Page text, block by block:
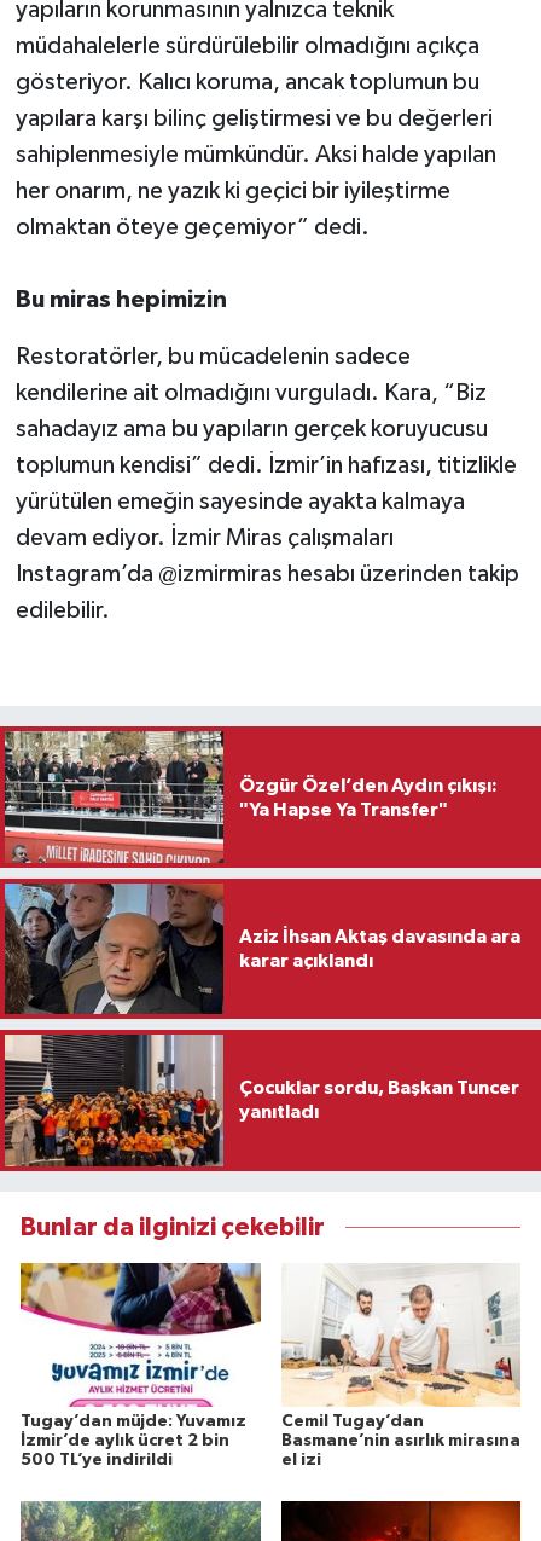
yapıların korunmasının yalnızca teknik
müdahalelerle sürdürülebilir olmadığını açıkça
gösteriyor. Kalıcı koruma, ancak toplumun bu
yapılara karşı bilinç geliştirmesi ve bu değerleri
sahiplenmesiyle mümkündür. Aksi halde yapılan
her onarım, ne yazık ki geçici bir iyileştirme
olmaktan öteye geçemiyor” dedi.
Bu miras hepimizin
Restoratörler, bu mücadelenin sadece
kendilerine ait olmadığını vurguladı. Kara, “Biz
sahadayız ama bu yapıların gerçek koruyucusu
toplumun kendisi” dedi. İzmir’in hafızası, titizlikle
yürütülen emeğin sayesinde ayakta kalmaya
devam ediyor. İzmir Miras çalışmaları
Instagram’da @izmirmiras hesabı üzerinden takip
edilebilir.
Özgür Özel’den Aydın çıkışı:
"Ya Hapse Ya Transfer"
Aziz İhsan Aktaş davasında ara
karar açıklandı
Çocuklar sordu, Başkan Tuncer
yanıtladı
Bunlar da ilginizi çekebilir
Tugay’dan müjde: Yuvamız
İzmir’de aylık ücret 2 bin
500 TL’ye indirildi
Cemil Tugay’dan
Basmane’nin asırlık mirasına
el izi